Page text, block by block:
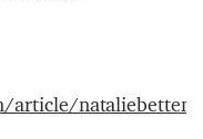
article/